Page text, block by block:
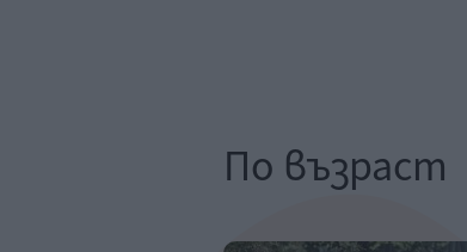
По възраст